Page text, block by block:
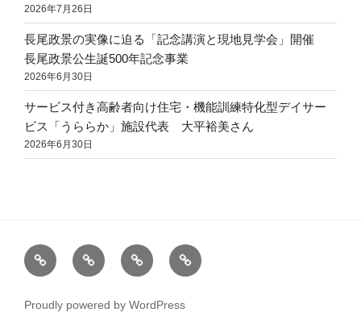
2026年7月26日
長尾政景の実像に迫る「記念講演と現地見学会」開催
長尾政景公生誕500年記念事業
2026年6月30日
サービス付き高齢者向け住宅・機能訓練特化型デイサー
ビス「うららか」施設代表 大平裕美さん
2026年6月30日
地
域
お
知
地
域
仕
事
Proudly powered by WordPress